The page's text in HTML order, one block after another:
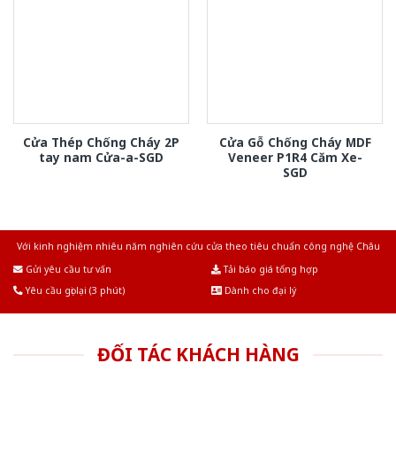
Cửa Thép Chống Cháy 2P
tay nam Cửa-a-SGD
Cửa Gỗ Chống Cháy MDF
Veneer P1R4 Căm Xe-
SGD
Với kinh nghiệm nhiêu năm nghiên cứu cửa theo tiêu chuẩn công nghệ Châu
Gửi yêu cầu tư vấn
Tải báo giá tổng hợp
Yêu cầu gọi lại (3 phút)
Dành cho đại lý
ĐỐI TÁC KHÁCH HÀNG